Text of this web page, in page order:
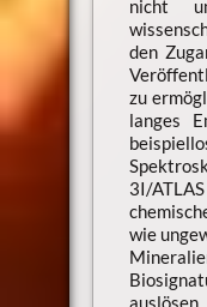
nicht
den
zu
langes
3I/
wie